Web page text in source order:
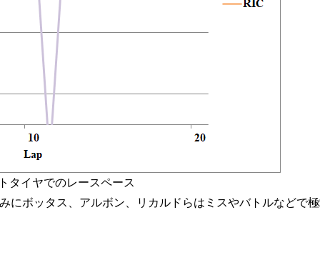
タイヤでのレースペース
ボッタス、アルボン、リカルドらはミスやバトルなどで